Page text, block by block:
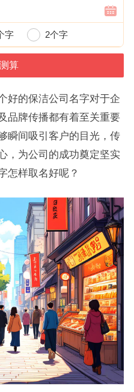
字 2个字
好的保洁公司名字对于企
品牌传播都有着至关重要
瞬间吸引客户的目光，传
，为公司的成功奠定坚实
怎样取名好呢？